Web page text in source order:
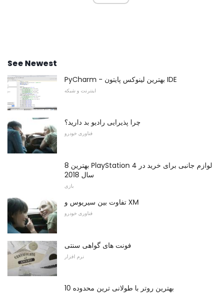
See Newest
PyCharm - بهترین لینوکس پایتون IDE
اینترنت و شبکه
چرا پذیرایی رادیو بد دارید؟
فناوری خودرو
8 بهترین PlayStation 4 لوازم جانبی برای خرید در
سال 2018
بازی
تفاوت بین سیریوس و XM
فناوری خودرو
فونت های گواهی سنتی
نرم افزار
10 بهترین روتر با طولانی ترین محدوده